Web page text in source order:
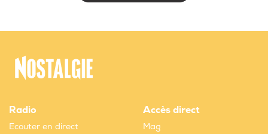
Radio
Ecouter en direct
Accès direct
Mag